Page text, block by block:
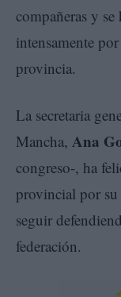
compañeras y
intensamente
provincia.
La secretaria
Mancha, Ana
congreso-, ha
provincial por
seguir
federación.